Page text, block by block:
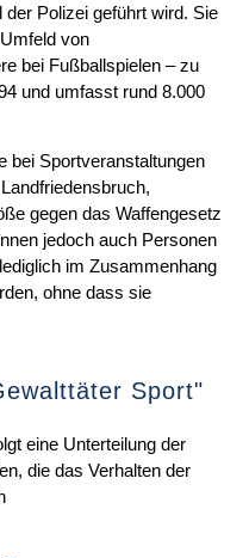
Polizei geführt wird. Sie
von
bei Fußballspielen – zu
und umfasst rund 8.000
bei Sportveranstaltungen
gegen das Waffengesetz
jedoch auch Personen
im Zusammenhang
ohne dass sie
Sport"
eine Unterteilung der
die das Verhalten der